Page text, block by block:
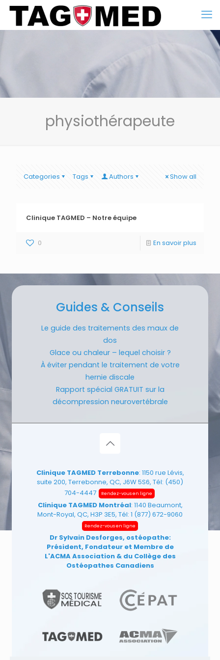
physiothérapeute
Categories Tags Authors Show all
Clinique TAGMED – Notre équipe
0 En savoir plus
Guides & Conseils
Le guide des traitements des maux de
dos
Glace ou chaleur – lequel choisir ?
À éviter pendant le traitement de votre
hernie discale
Rapport spécial GRATUIT sur la
décompression neurovertébrale
Clinique TAGMED Terrebonne: 1150 rue Lévis,
suite 200, Terrebonne, QC, J6W 5S6, Tél: (450)
704-4447
Rendez-vous en ligne
Clinique TAGMED Montréal: 1140 Beaumont,
Mont-Royal, QC, H3P 3E5, Tél: 1 (877) 672-9060
Rendez-vous en ligne
Dr Sylvain Desforges, ostéopathe:
Président, Fondateur et Membre de
L'ACMA Association & du Collège des
Ostéopathes Canadiens